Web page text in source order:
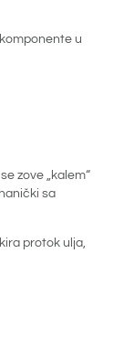
u
zove „kalem“
sa
protok ulja,